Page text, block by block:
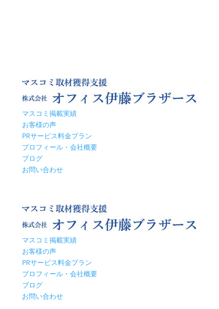
マスコミ掲載実績
お客様の声
PRサービス料金プラン
プロフィール・会社概要
ブログ
お問い合わせ
マスコミ掲載実績
お客様の声
PRサービス料金プラン
プロフィール・会社概要
ブログ
お問い合わせ